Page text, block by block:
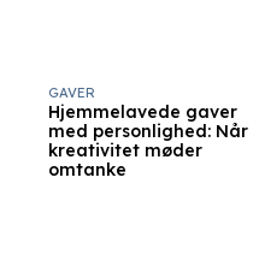
Hjemmelavede gaver
med personlighed: Når
kreativitet møder
omtanke
GAVER